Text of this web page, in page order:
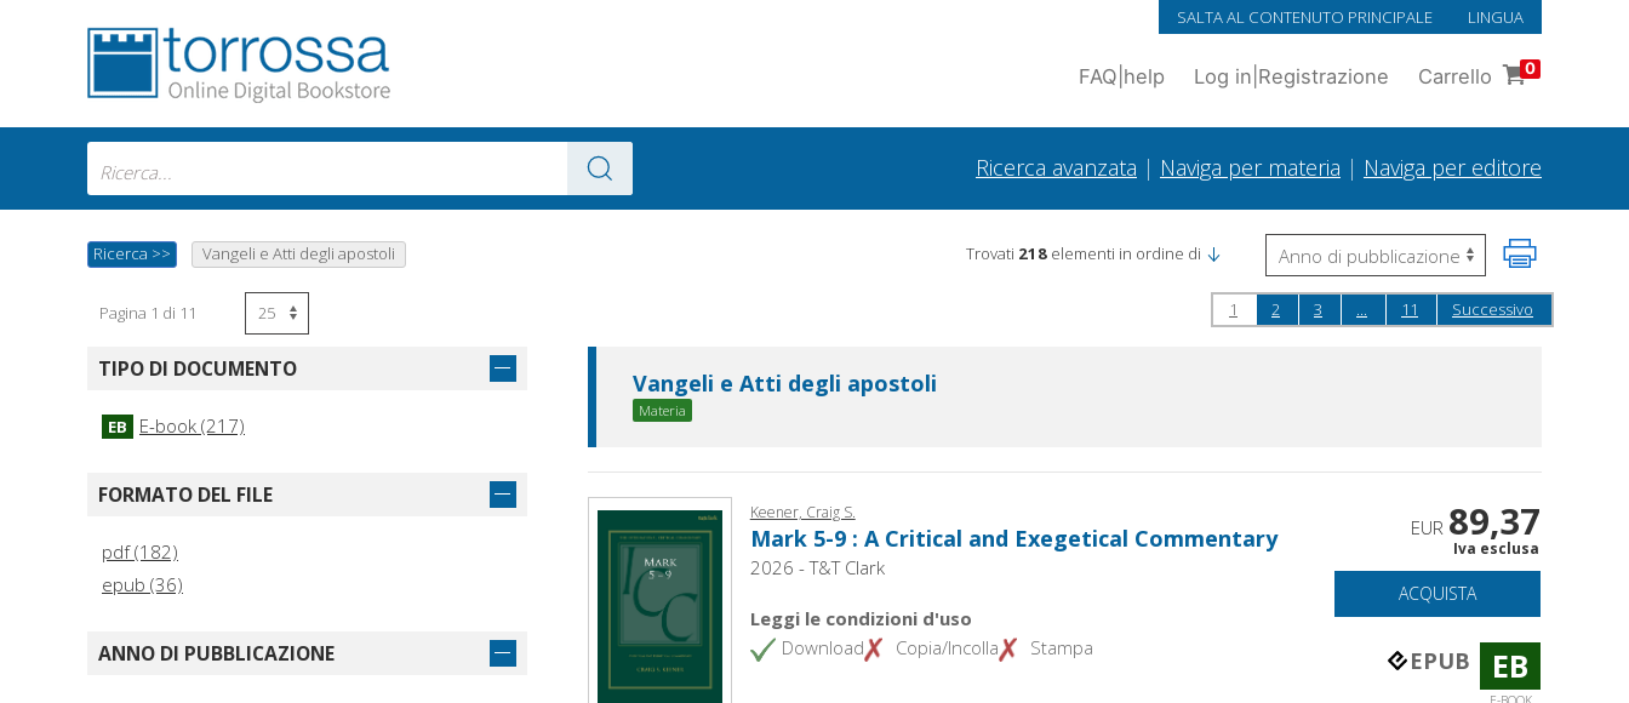
SALTA AL CONTENUTO PRINCIPALE LINGUA
FAQ help Log in Registrazione Carrello 0
Ricerca avanzata | Naviga per materia | Naviga per editore
Ricerca >> Vangeli e Atti degli apostoli Trovati 218 elementi in ordine di
Pagina 1 di 11 1 2 3 ... 11 Successivo
TIPO DI DOCUMENTO
EB E-book (217)
FORMATO DEL FILE
pdf (182)
epub (36)
ANNO DI PUBBLICAZIONE
Vangeli e Atti degli apostoli
Materia
Keener, Craig S.
Mark 5-9 : A Critical and Exegetical Commentary
2026 - T&T Clark
Leggi le condizioni d'uso
Download
Copia/Incolla Stampa
EUR 89,37
Iva esclusa
ACQUISTA
EPUB EB